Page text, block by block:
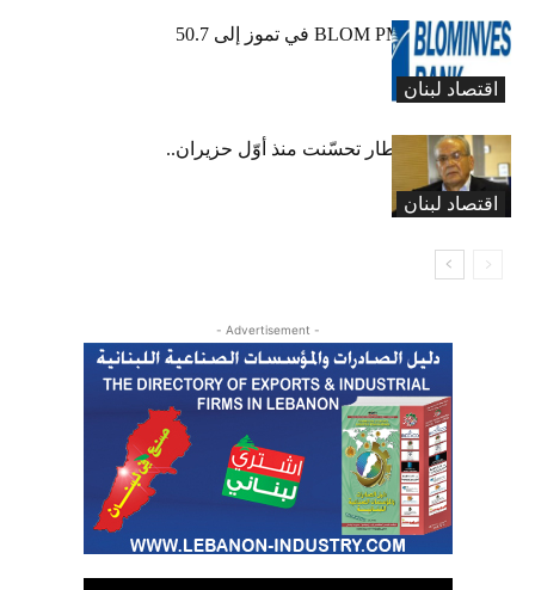
اقتصاد لبنان
ارتفاع مؤشر BLOM PMI في تموز إلى 50.7
نقطة
اقتصاد لبنان
عبود: حركة المطار تحسّنت منذ أوّل حزيران..
ولكن
- Advertisement -